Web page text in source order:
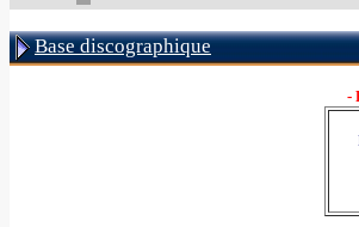
Base discographique
-